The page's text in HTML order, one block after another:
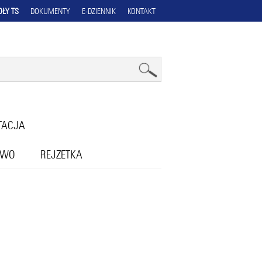
TS DOKUMENTY E-DZIENNIK KONTAKT
REJZETKA